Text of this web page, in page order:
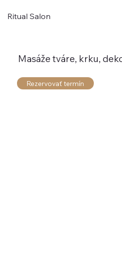
Ritual Salon
Masáže tváre, krku,
Rezervovať termín